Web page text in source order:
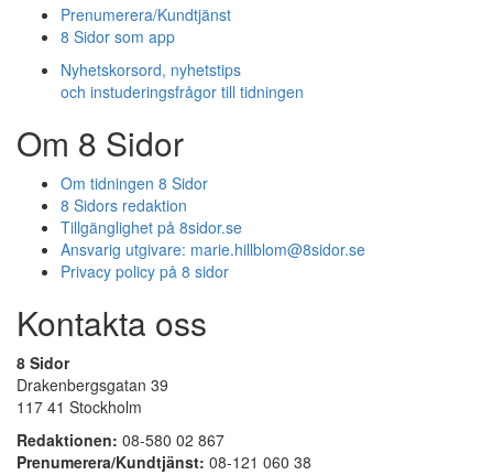
Prenumerera/Kundtjänst
8 Sidor som app
Nyhetskorsord, nyhetstips
och instuderingsfrågor till tidningen
Om 8 Sidor
Om tidningen 8 Sidor
8 Sidors redaktion
Tillgänglighet på 8sidor.se
Ansvarig utgivare: marie.hillblom@8sidor.se
Privacy policy på 8 sidor
Kontakta oss
8 Sidor
Drakenbergsgatan 39
117 41 Stockholm
Redaktionen: 08-580 02 867
Prenumerera/Kundtjänst: 08-121 060 38